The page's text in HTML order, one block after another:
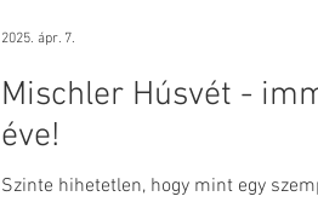
Mischler Húsvét -
éve!
Szinte hihetetlen, hogy mint egy
2025. ápr. 7.